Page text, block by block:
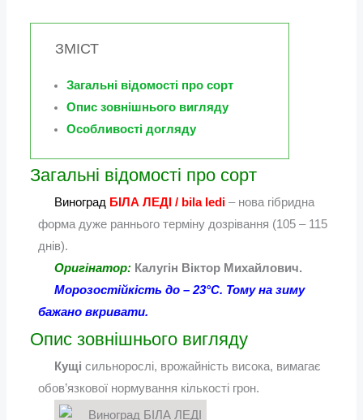
ЗМІСТ
Загальні відомості про сорт
Опис зовнішнього вигляду
Особливості догляду
Загальні відомості про сорт
Виноград БІЛА ЛЕДІ / bila ledi – нова гібридна
форма дуже раннього терміну дозрівання (105 – 115
днів).
Оригінатор: Калугін Віктор Михайлович.
Морозостійкість до – 23°С. Тому на зиму
бажано вкривати.
Опис зовнішнього вигляду
Кущі сильнорослі, врожайність висока, вимагає
обов’язкової нормування кількості грон.